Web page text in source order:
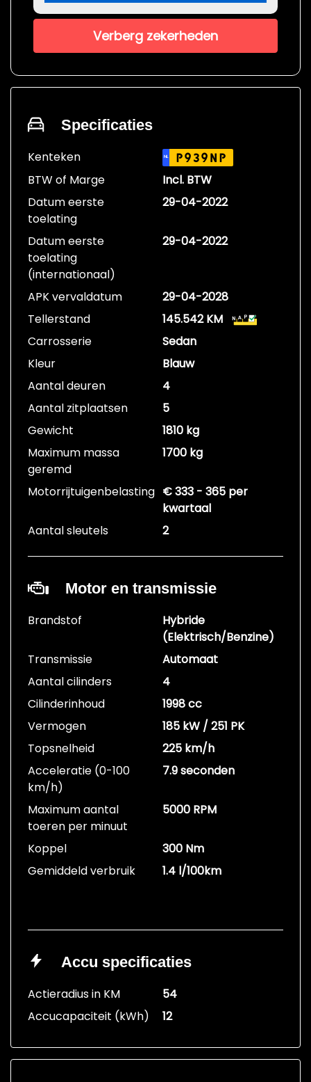
Verberg zekerheden
Specificaties
Kenteken NL P939NP
BTW of Marge
Incl. BTW
Datum eerste
toelating
29-04-2022
Datum eerste
toelating
(internationaal)
29-04-2022
APK vervaldatum
29-04-2028
Tellerstand
145.542 KM
Carrosserie
Sedan
Kleur
Blauw
Aantal deuren
4
Aantal zitplaatsen
5
Gewicht
1810 kg
Maximum massa
geremd
1700 kg
Motorrijtuigenbelasting € 333 - 365 per
kwartaal
Aantal sleutels
2
Motor en transmissie
Brandstof
Hybride
(Elektrisch/Benzine)
Transmissie
Automaat
Aantal cilinders
4
Cilinderinhoud
1998 cc
Vermogen
185 kW / 251 PK
Topsnelheid
225 km/h
Acceleratie (0-100
km/h)
7.9 seconden
Maximum aantal
toeren per minuut
5000 RPM
Koppel
300 Nm
Gemiddeld verbruik
1.4 l/100km
Accu specificaties
Actieradius in KM
54
Accucapaciteit (kWh)
12